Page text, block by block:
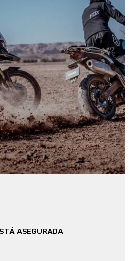
ASEGURADA